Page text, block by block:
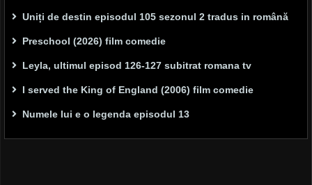
Uniți de destin episodul 105 sezonul 2 tradus in română
Preschool (2026) film comedie
Leyla, ultimul episod 126-127 subitrat romana tv
I served the King of England (2006) film comedie
Numele lui e o legenda episodul 13